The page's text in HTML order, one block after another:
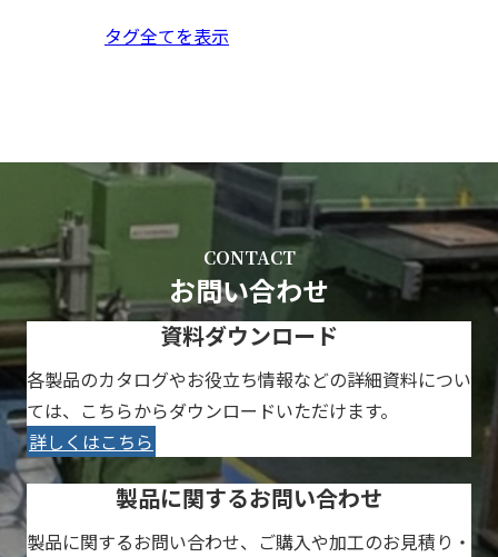
タグ全てを表示
CONTACT
お問い合わせ
資料ダウンロード
各製品のカタログやお役立ち情報などの詳細資料につい
ては、こちらからダウンロードいただけます。
詳しくはこちら
製品に関するお問い合わせ
製品に関するお問い合わせ、ご購入や加工のお見積り・